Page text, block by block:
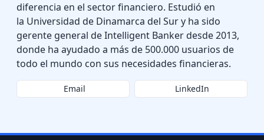
diferencia en el sector financiero. Estudió en
la Universidad de Dinamarca del Sur y ha sido
gerente general de Intelligent Banker desde 2013,
donde ha ayudado a más de 500.000 usuarios de
todo el mundo con sus necesidades financieras.
Email LinkedIn